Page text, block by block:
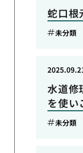
蛇口根
未分類
水道修
を使い
未分類